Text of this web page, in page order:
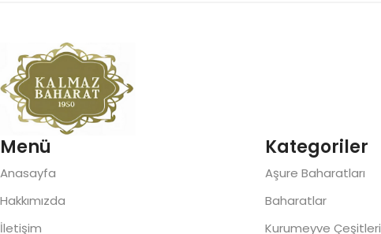
Menü
Anasayfa
Hakkımızda
İletişim
Kategoriler
Aşure Baharatları
Baharatlar
Kurumeyve Çeşitleri